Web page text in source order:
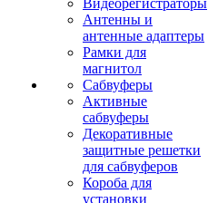
Видеорегистраторы
Антенны и
антенные адаптеры
Рамки для
магнитол
Сабвуферы
Активные
сабвуферы
Декоративные
защитные решетки
для сабвуферов
Короба для
установки